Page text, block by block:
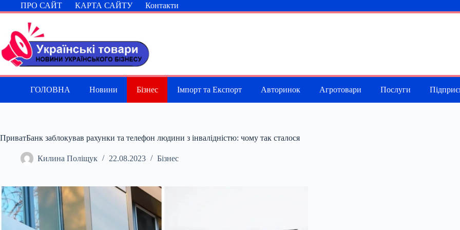
Перейти
до
ПРО САЙТ КАРТА САЙТУ Контакти
ГОЛОВНА Новини Бізнес Імпорт та Експорт Авторинок Агротовари Послуги
ПриватБанк заблокував рахунки та телефон людини з інвалідністю: чому так сталося
Килина Поліщук 22.08.2023 Бізнес